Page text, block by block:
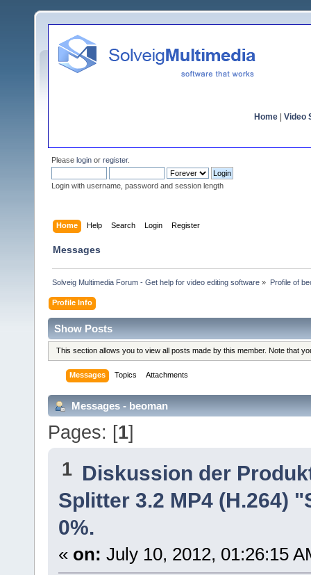
Home Video
Please login or register.
Login with username, password and session length
Home Help Search Login Register
Messages
Solveig Multimedia Forum - Get help for video editing software » Profile of
Profile Info
Show Posts
This section allows you to view all posts made by this member. Note that
Messages Topics Attachments
Messages - beoman
Pages: [1]
1 Diskussion der
Splitter 3.2 MP4 (H.264)
0%.
« on: July 10, 2012, 01:26:15